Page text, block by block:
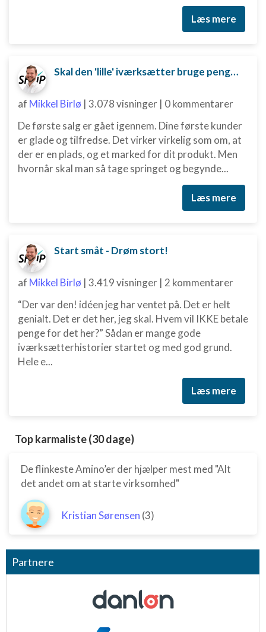
Læs mere
Skal den 'lille' iværksætter bruge penge på digital marketing?
af Mikkel Birlø | 3.078 visninger | 0 kommentarer
De første salg er gået igennem. Dine første kunder
er glade og tilfredse. Det virker virkelig som om, at
der er en plads, og et marked for dit produkt. Men
hvornår skal man så tage springet og begynde...
Læs mere
Start småt - Drøm stort!
af Mikkel Birlø | 3.419 visninger | 2 kommentarer
“Der var den! idéen jeg har ventet på. Det er helt
genialt. Det er det her, jeg skal. Hvem vil IKKE betale
penge for det her?” Sådan er mange gode
iværksætterhistorier startet og med god grund.
Hele e...
Læs mere
Top karmaliste (30 dage)
De flinkeste Amino’er der hjælper mest med "Alt
det andet om at starte virksomhed"
Kristian Sørensen (3)
Partnere